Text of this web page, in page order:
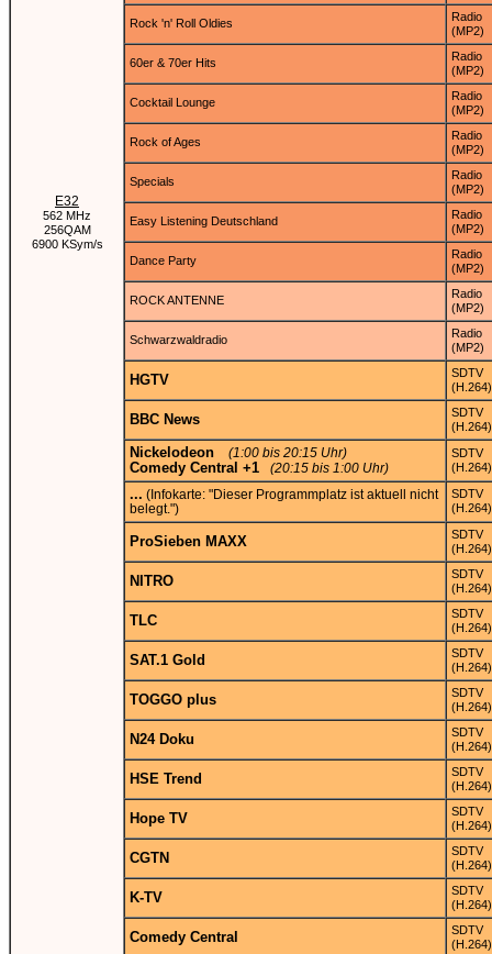
E32
562 MHz
256QAM
6900 KSym/s
Rock 'n' Roll Oldies
Radio
(MP2)
60er & 70er Hits
Radio
(MP2)
Cocktail Lounge
Radio
(MP2)
Rock of Ages
Radio
(MP2)
Specials
Radio
(MP2)
Easy Listening Deutschland
Radio
(MP2)
Dance Party
Radio
(MP2)
ROCK ANTENNE
Radio
(MP2)
Schwarzwaldradio
Radio
(MP2)
HGTV
SDTV
(H.264)
BBC News
SDTV
(H.264)
Nickelodeon (1:00 bis 20:15 Uhr)
Comedy Central +1 (20:15 bis 1:00 Uhr)
SDTV
(H.264)
... (Infokarte: "Dieser Programmplatz ist aktuell nicht
belegt.")
SDTV
(H.264)
ProSieben MAXX
SDTV
(H.264)
NITRO
SDTV
(H.264)
TLC
SDTV
(H.264)
SAT.1 Gold
SDTV
(H.264)
TOGGO plus
SDTV
(H.264)
N24 Doku
SDTV
(H.264)
HSE Trend
SDTV
(H.264)
Hope TV
SDTV
(H.264)
CGTN
SDTV
(H.264)
K-TV
SDTV
(H.264)
Comedy Central
SDTV
(H.264)